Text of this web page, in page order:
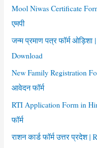
f
o
:
Mool Niwas Certificate
एमपी
जन्म प्रमाण पत्र फॉर्म
Download
New Family Registration
आवेदन फॉर्म
RTI Application Form in
फॉर्म
राशन कार्ड फॉर्म उत्तर प्रदेश